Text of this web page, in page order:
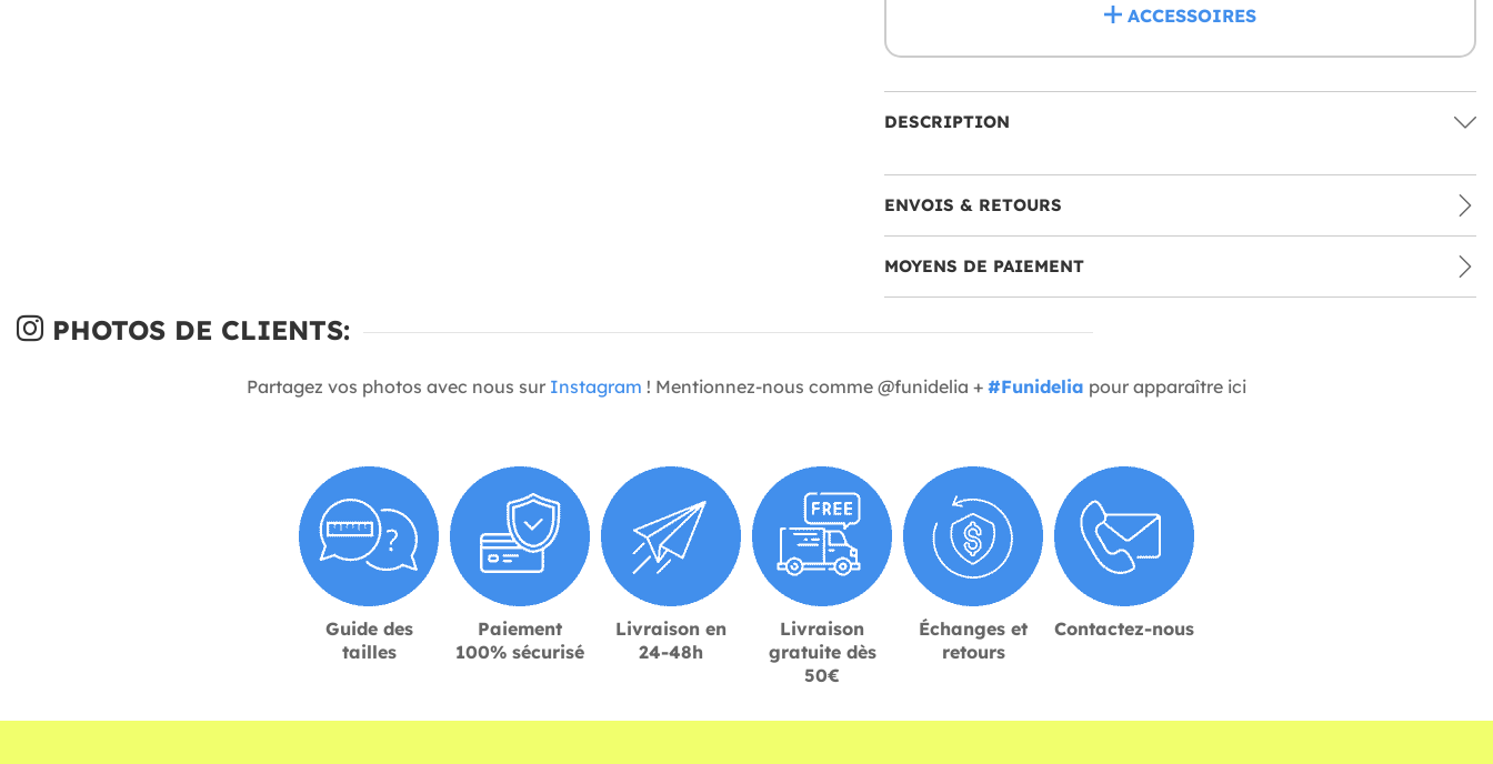
ACCESSOIRES
DESCRIPTION
ENVOIS & RETOURS
MOYENS DE PAIEMENT
PHOTOS DE CLIENTS:
Partagez vos photos avec nous sur Instagram ! Mentionnez-nous comme @funidelia + #Funidelia pour apparaître ici
Guide des
tailles
Paiement
100% sécurisé
Livraison en
24-48h
Livraison
gratuite dès
50€
Échanges et
retours
Contactez-nous